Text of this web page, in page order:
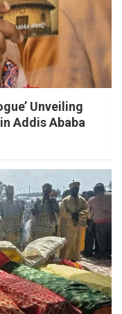
Unveiling
Addis Ababa